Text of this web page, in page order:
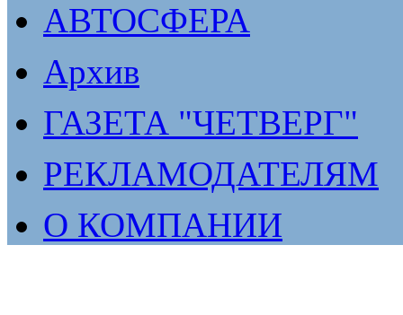
АВТОСФЕРА
Архив
ГАЗЕТА "ЧЕТВЕРГ"
РЕКЛАМОДАТЕЛЯМ
О КОМПАНИИ